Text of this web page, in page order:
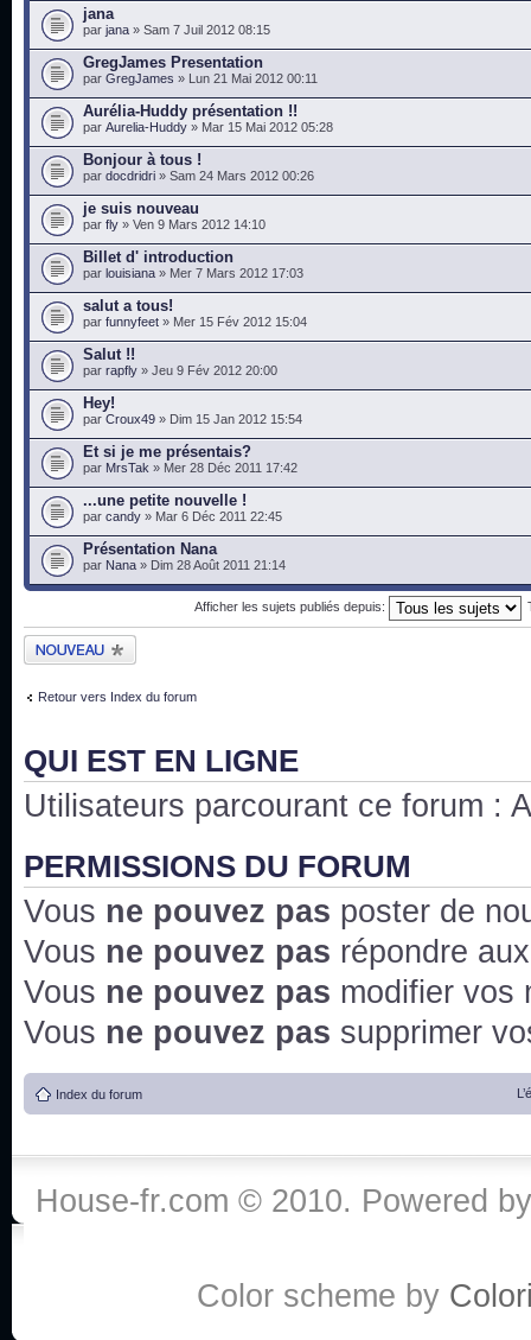
jana
par jana » Sam 7 Juil 2012 08:15
GregJames Presentation
par GregJames » Lun 21 Mai 2012 00:11
Aurélia-Huddy présentation !!
par Aurelia-Huddy » Mar 15 Mai 2012 05:28
Bonjour à tous !
par docdridri » Sam 24 Mars 2012 00:26
je suis nouveau
par fly » Ven 9 Mars 2012 14:10
Billet d' introduction
par louisiana » Mer 7 Mars 2012 17:03
salut a tous!
par funnyfeet » Mer 15 Fév 2012 15:04
Salut !!
par rapfly » Jeu 9 Fév 2012 20:00
Hey!
par Croux49 » Dim 15 Jan 2012 15:54
Et si je me présentais?
par MrsTak » Mer 28 Déc 2011 17:42
...une petite nouvelle !
par candy » Mar 6 Déc 2011 22:45
Présentation Nana
par Nana » Dim 28 Août 2011 21:14
Afficher les sujets publiés depuis:
Publier un nouveau
sujet
Retour vers Index du forum
QUI EST EN LIGNE
Utilisateurs parcourant ce forum :
PERMISSIONS DU FORUM
Vous ne pouvez pas poster de
Vous ne pouvez pas répondre
Vous ne pouvez pas modifier vos
Vous ne pouvez pas supprimer
Index du forum
House-fr.com © 2010. Powered
Color scheme by